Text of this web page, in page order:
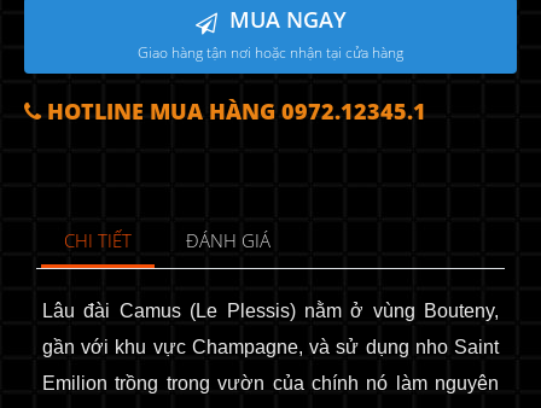
MUA NGAY
Giao hàng tận nơi hoặc nhận tại cửa hàng
HOTLINE MUA HÀNG 0972.12345.1
CHI TIẾT ĐÁNH GIÁ
Lâu đài Camus (Le Plessis) nằm ở vùng Bouteny,
gần với khu vực Champagne, và sử dụng nho Saint
Emilion trồng trong vườn của chính nó làm nguyên